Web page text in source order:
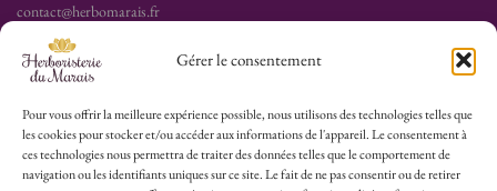
Gérer le consentement
Pour vous offrir la meilleure expérience possible, nous utilisons des technologies telles que
les cookies pour stocker et/ou accéder aux informations de l'appareil. Le consentement à
ces technologies nous permettra de traiter des données telles que le comportement de
navigation ou les identifiants uniques sur ce site. Le fait de ne pas consentir ou de retirer
contact@herbomarais.fr
Téléphone
+33 6 78 19 34 25
S’adresser à l’herboristerie :
6 rue des Filles du Calvaire
75003 Paris
France